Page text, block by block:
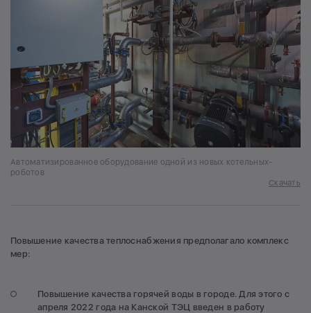
Автоматизированное оборудование одной из новых котельных-
роботов
Скачать
Повышение качества теплоснабжения предполагало комплекс
мер:
Повышение качества горячей воды в городе. Для этого с
апреля 2022 года на Канской ТЭЦ введен в работу